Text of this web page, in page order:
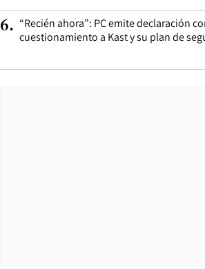
6. “Recién ahora”: PC emite declaración
cuestionamiento a Kast y su plan de